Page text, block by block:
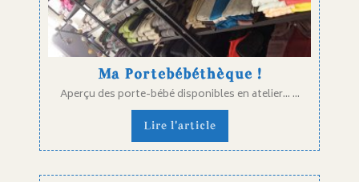
Ma Portebébéthèque !
Aperçu des porte-bébé disponibles en atelier... ...
Lire l'article